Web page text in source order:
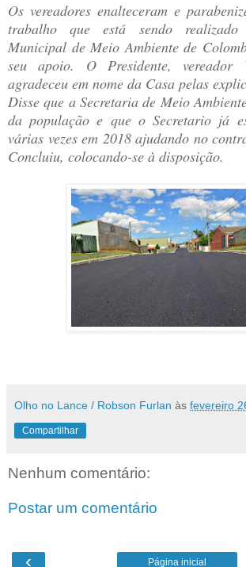
Os vereadores enalteceram e
trabalho que está sendo realizado
Municipal de Meio Ambiente de
seu apoio. O Presidente, vereador
agradeceu em nome da Casa pelas
Disse que a Secretaria de Meio
da população e que o Secretario já
várias vezes em 2018 ajudando no
Concluiu, colocando-se à disposição.
Olho no Lance / Robson Furlan às fevereiro
Compartilhar
Nenhum comentário:
Postar um comentário
‹ Página inicial